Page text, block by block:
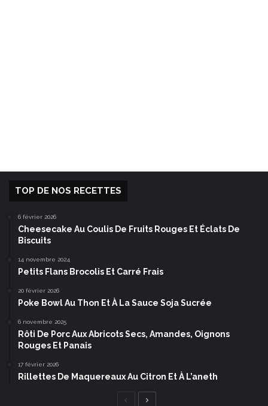
TOP DE NOS RECETTES
6 février 2026
Cheesecake Au Coulis De Fruits Rouges Et Éclats De
Biscuits
14 novembre 2024
Petits Flans Brocolis Et Carré Frais
20 février 2026
Poke Bowl Au Thon Et À La Sauce Soja Sucrée
6 novembre 2025
Rôti De Porc Aux Abricots Secs, Amandes, Oignons
Rouges Et Panais
17 février 2026
Rillettes De Maquereaux Au Citron Et À L’aneth
Page